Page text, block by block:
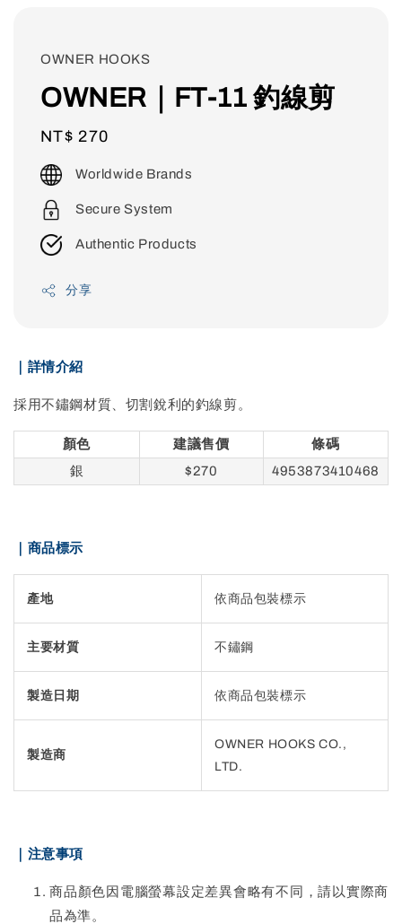
OWNER HOOKS
OWNER｜FT-11 釣線剪
Regular
price
NT$ 270
Worldwide Brands
Secure System
Authentic Products
分享
｜詳情介紹
採用不鏽鋼材質、切割銳利的釣線剪。
顏色 建議售價
條碼
銀
$270 4953873410468
｜商品標示
產地 依商品包裝標示
主要材質 不鏽鋼
製造日期 依商品包裝標示
製造商
OWNER HOOKS CO.,
LTD.
｜注意事項
商品顏色因電腦螢幕設定差異會略有不同，請以實際商
品為準。